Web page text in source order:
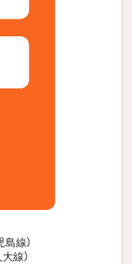
島線）
線）